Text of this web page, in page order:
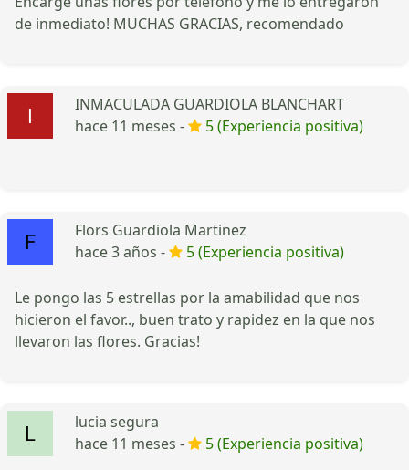
de inmediato! MUCHAS GRACIAS, recomendado
INMACULADA GUARDIOLA BLANCHART
hace 11 meses -
5 (Experiencia positiva)
Flors Guardiola Martinez
hace 3 años -
5 (Experiencia positiva)
Le pongo las 5 estrellas por la amabilidad que nos
hicieron el favor.., buen trato y rapidez en la que nos
llevaron las flores. Gracias!
lucia segura
hace 11 meses -
5 (Experiencia positiva)